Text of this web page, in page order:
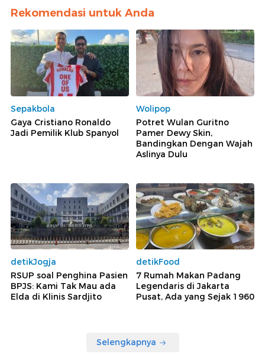
Rekomendasi untuk Anda
Sepakbola
Gaya Cristiano Ronaldo
Jadi Pemilik Klub Spanyol
Wolipop
Potret Wulan Guritno
Pamer Dewy Skin,
Bandingkan Dengan Wajah
Aslinya Dulu
detikJogja
RSUP soal Penghina Pasien
BPJS: Kami Tak Mau ada
Elda di Klinis Sardjito
detikFood
7 Rumah Makan Padang
Legendaris di Jakarta
Pusat, Ada yang Sejak 1960
Selengkapnya